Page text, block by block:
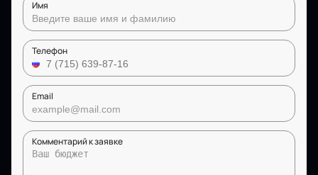
Имя
Телефон
Email
Комментарий к заявке